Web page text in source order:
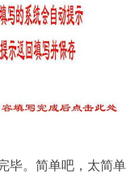
毕。简单吧，太简单